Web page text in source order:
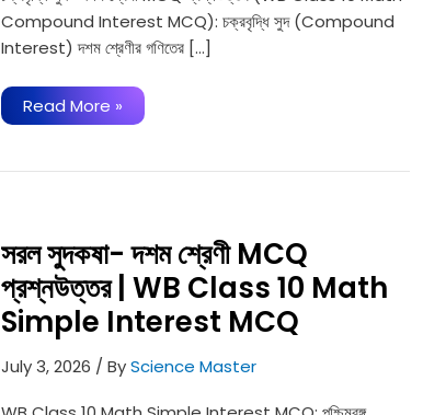
Compound Interest MCQ): চক্রবৃদ্ধি সুদ (Compound
Interest) দশম শ্রেণীর গণিতের […]
চক্রবৃদ্ধি
সুদ-
MCQ
10
Math
Compound
Interest
MCQ
Read More »
সরল সুদকষা- দশম শ্রেণী MCQ
প্রশ্নউত্তর | WB Class 10 Math
Simple Interest MCQ
July 3, 2026 / ByScience Master